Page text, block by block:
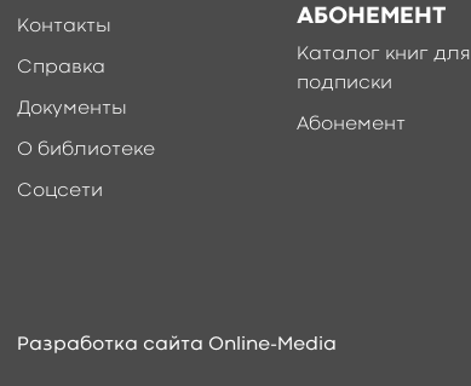
Контакты
Справка
Документы
О библиотеке
Соцсети
АБОНЕМЕНТ
Каталог книг для
подписки
Абонемент
Разработка сайта Online-Media